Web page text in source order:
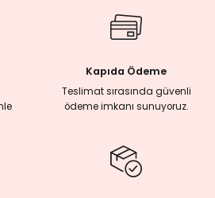
Kapıda Ödeme
Teslimat sırasında güvenli
ödeme imkanı sunuyoruz.